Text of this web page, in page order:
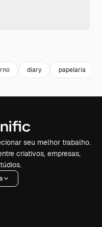
diary papelaria
seu melhor trabalho.
criativos, empresas,